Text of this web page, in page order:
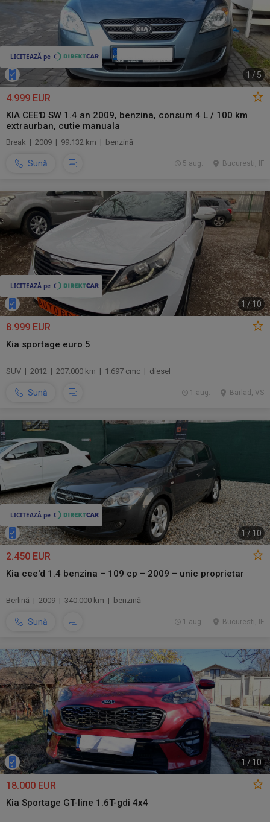
1 / 5
4.999 EUR
KIA CEE'D SW 1.4 an 2009, benzina, consum 4 L / 100 km
extraurban, cutie manuala
Break | 2009 | 99.132 km | benzină
Sună Bucuresti, IF
5 aug.
1 / 10
8.999 EUR
Kia sportage euro 5
SUV | 2012 | 207.000 km | 1.697 cmc | diesel
Sună Barlad, VS
1 aug.
1 /10
2.450 EUR
Kia cee'd 1.4 benzina – 109 cp – 2009 – unic proprietar
Berlină | 2009 | 340.000 km | benzină
Sună Bucuresti, IF
1 aug.
1 /10
18.000 EUR
Kia Sportage GT-line 1.6T-gdi 4x4